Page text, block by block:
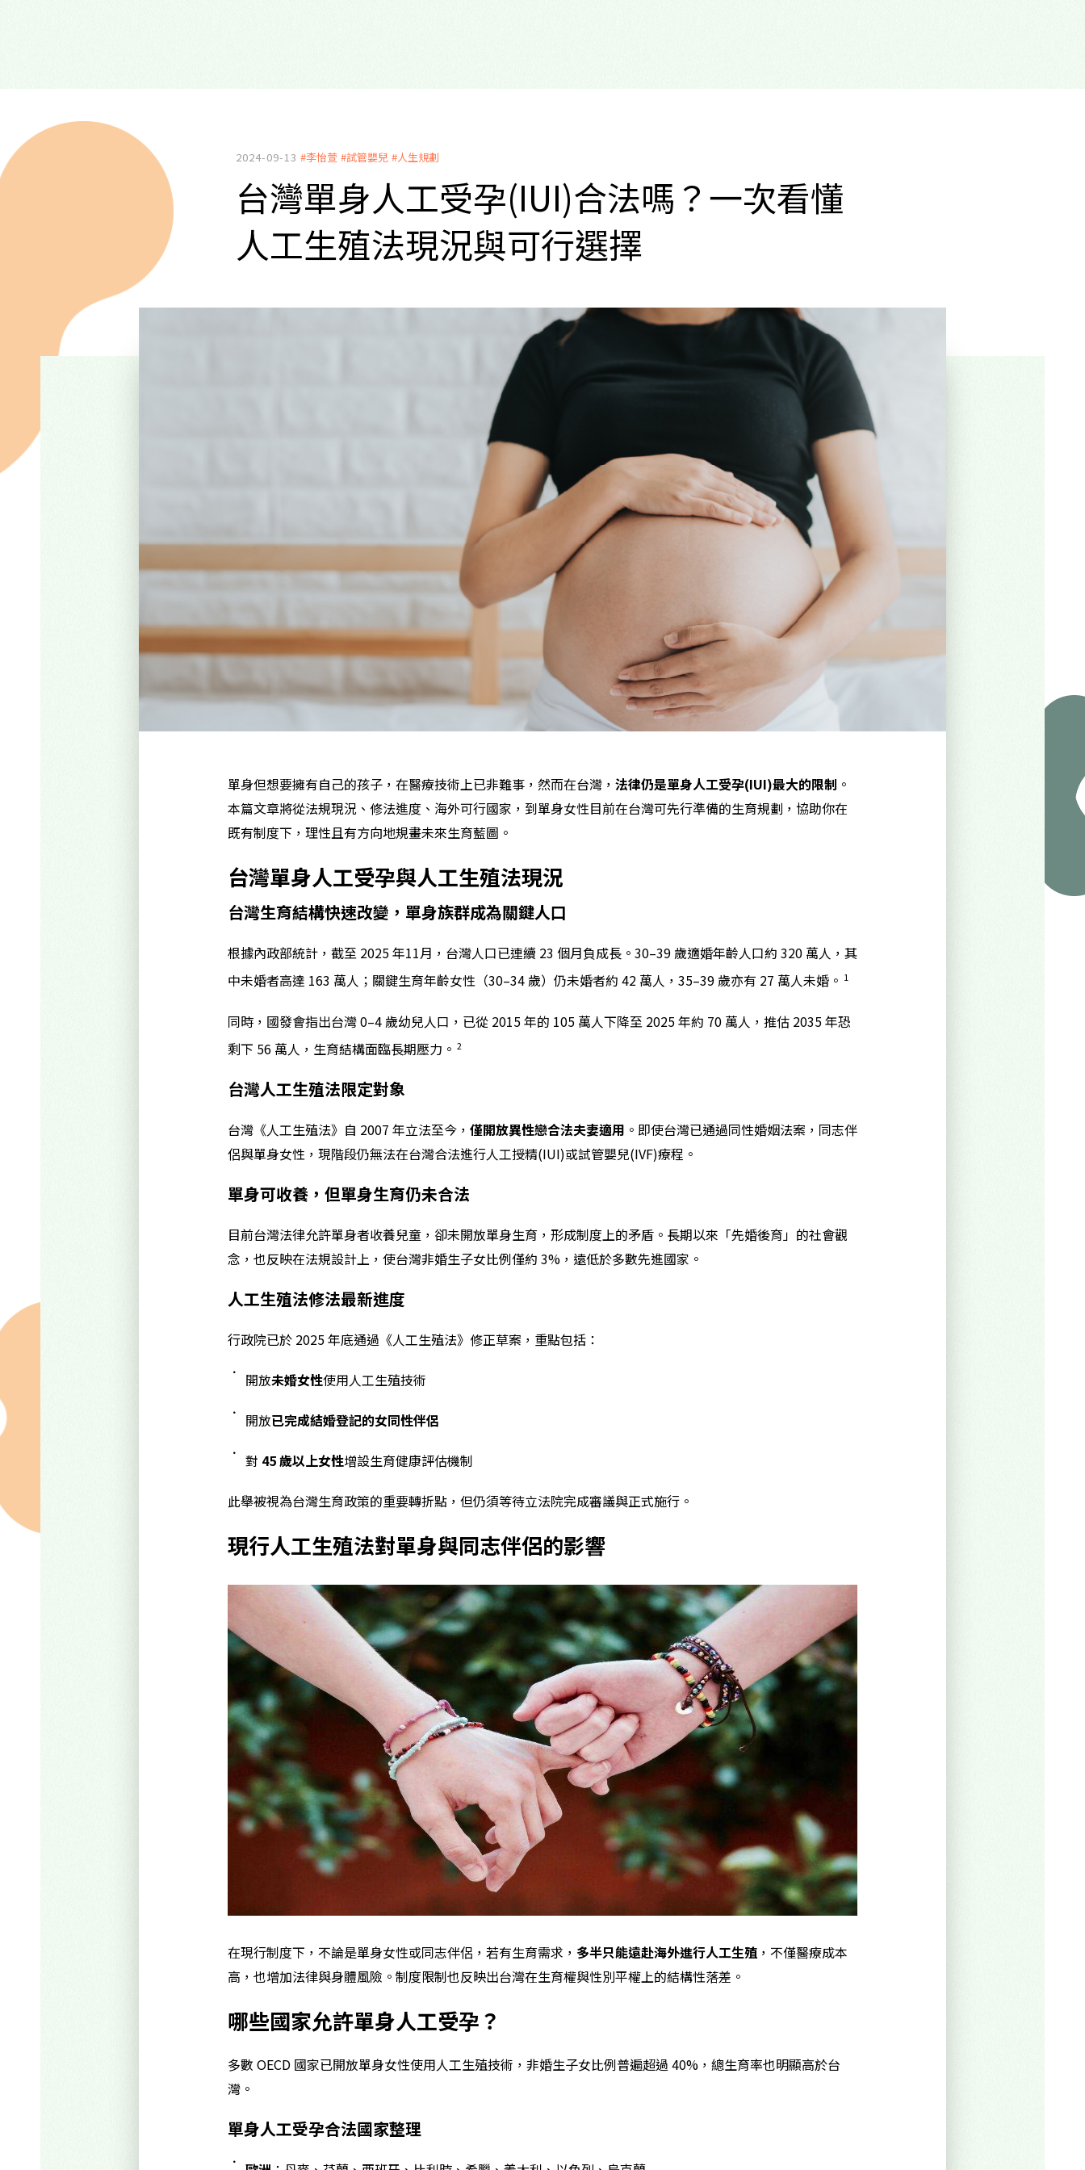
2024-09-13 #李怡萱 #試管嬰兒 #人生規劃
台灣單身人工受孕(IUI)合法嗎？一次看懂
人工生殖法現況與可行選擇
單身但想要擁有自己的孩子，在醫療技術上已非難事，然而在台灣， 法律仍是單身人工受孕(IUI)最大的限制 。
本篇文章將從法規現況、修法進度、海外可行國家，到單身女性目前在台灣可先行準備的生育規劃，協助你在
既有制度下，理性且有方向地規畫未來生育藍圖。
台灣單身人工受孕與人工生殖法現況
台灣生育結構快速改變，單身族群成為關鍵人口
根據內政部統計，截至 2025 年11月，台灣人口已連續 23 個月負成長。30–39 歲適婚年齡人口約 320 萬人，其
中未婚者高達 163 萬人；關鍵生育年齡女性（30–34 歲）仍未婚者約 42 萬人，35–39 歲亦有 27 萬人未婚。 1
同時，國發會指出台灣 0–4 歲幼兒人口，已從 2015 年的 105 萬人下降至 2025 年約 70 萬人，推估 2035 年恐
剩下 56 萬人，生育結構面臨長期壓力。 2
台灣人工生殖法限定對象
台灣《人工生殖法》自 2007 年立法至今， 僅開放異性戀合法夫妻適用 。即使台灣已通過同性婚姻法案，同志伴
侶與單身女性，現階段仍無法在台灣合法進行人工授精(IUI)或試管嬰兒(IVF)療程。
單身可收養，但單身生育仍未合法
目前台灣法律允許單身者收養兒童，卻未開放單身生育，形成制度上的矛盾。長期以來「先婚後育」的社會觀
念，也反映在法規設計上，使台灣非婚生子女比例僅約 3%，遠低於多數先進國家。
人工生殖法修法最新進度
行政院已於 2025 年底通過《人工生殖法》修正草案，重點包括：
開放未婚女性使用人工生殖技術
開放已完成結婚登記的女同性伴侶
對 45 歲以上女性增設生育健康評估機制
此舉被視為台灣生育政策的重要轉折點，但仍須等待立法院完成審議與正式施行。
現行人工生殖法對單身與同志伴侶的影響
在現行制度下，不論是單身女性或同志伴侶，若有生育需求， 多半只能遠赴海外進行人工生殖 ，不僅醫療成本
高，也增加法律與身體風險。制度限制也反映出台灣在生育權與性別平權上的結構性落差。
哪些國家允許單身人工受孕？
多數 OECD 國家已開放單身女性使用人工生殖技術，非婚生子女比例普遍超過 40%，總生育率也明顯高於台
灣。
單身人工受孕合法國家整理